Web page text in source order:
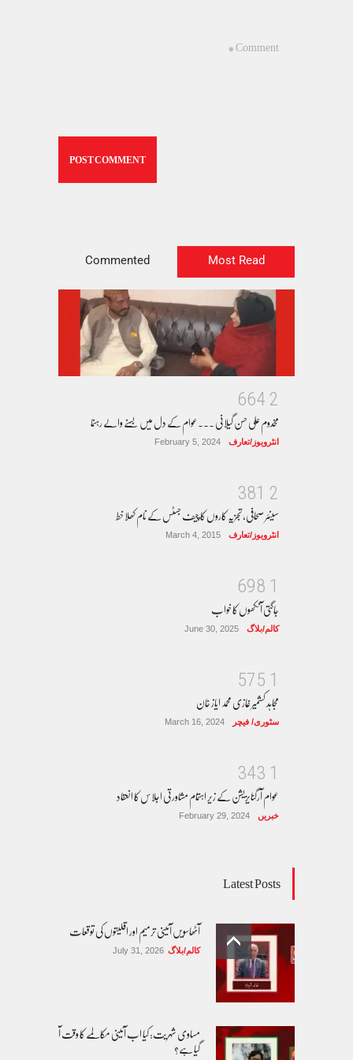
Most Read
Commented
2
4
6
6
مخدوم علی حسن گیلانی ۔۔۔عوام کے دل میں بسنے والے رہنما
انٹرویوز/تعارف February 5, 2024
2
1
8
3
سینئر صحافی، تجزیہ کاروں کا چیف جسٹس کے نام کھلا خط
انٹرویوز/تعارف March 4, 2015
1
8
9
6
جاگتی آنکھوں کا خواب
کالم/بلاگ June 30, 2025
1
5
7
5
مجاہد کشمیر غازی محمد ایاز خان
سٹوری/ فیچر March 16, 2024
1
3
4
3
عوام آرگنایزیشن کے زیر اہتمام مشاورتی اجلاس کا انعقاد
خبریں February 29, 2024
Latest Posts
آٹھاسویں آئینی ترمیم اور اقلیتوں کی توقعات
کالم/بلاگ July 31, 2026
مساوی شہریت: کیا اب آئینی مکالمے کا وقت آ
گیا ہے؟